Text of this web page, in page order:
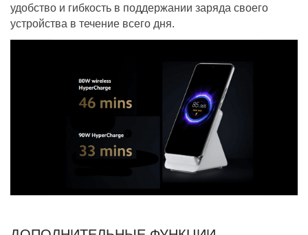
удобство и гибкость в поддержании заряда своего
устройства в течение всего дня.